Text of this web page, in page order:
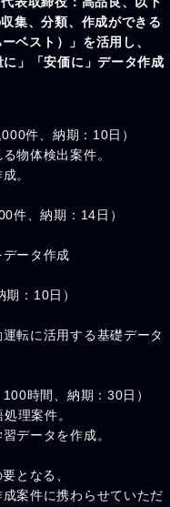
集、分類、作成ができる
ベスト）」を活用し、
」「安価に」データ作成
件、納期：10日）
物体検出案件。
。
件、納期：14日）
ータ作成
：10日）
転に活用する基礎データ
時間、納期：30日）
理案件。
データを作成。
となる、
案件に携わらせていただ